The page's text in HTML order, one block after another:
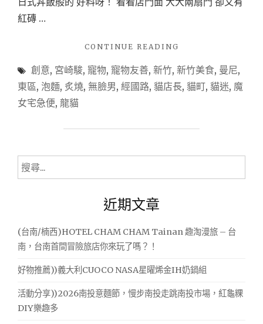
廳)
紅磚 …
CONTINUE READING
竹/
東
區)
日
洋
創
(
友
寵
創意, 宮崎駿, 寵物, 寵物友善, 新竹, 新竹美食, 曼尼,
東區, 泡麵, 炙燒, 無臉男, 經國路, 貓店長, 貓町, 貓迷, 魔
女宅急便, 龍貓
搜
尋
近期文章
(台南/楠西)HOTEL CHAM CHAM Tainan 趣淘漫旅 – 台
南，台南首間冒險旅店你來玩了嗎？！
好物推薦))義大利CUOCO NASA星曜烯金IH奶鍋組
活動分享))2026南投意麵節，慢步南投走跳南投市場，紅龜粿
DIY樂趣多